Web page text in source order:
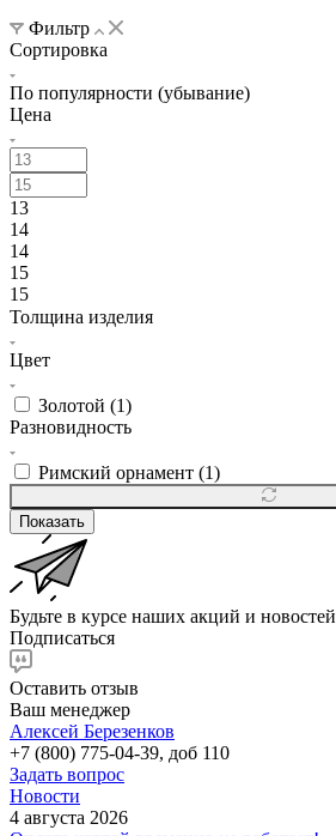
Фильтр
Сортировка
По популярности (убывание)
Цена
13
14
14
15
15
Толщина изделия
Цвет
Золотой (1)
Разновидность
Римский орнамент (1)
Показать
Будьте в курсе наших акций и новостей
Подписаться
Оставить отзыв
Ваш менеджер
Алексей Березенков
+7 (800) 775-04-39, доб 110
Задать вопрос
Новости
4 августа 2026